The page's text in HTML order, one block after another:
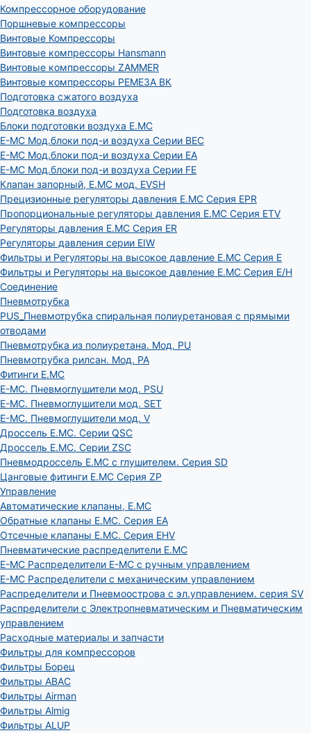
Компрессорное оборудование
Поршневые компрессоры
Винтовые Компрессоры
Винтовые компрессоры Hansmann
Винтовые компрессоры ZAMMER
Винтовые компрессоры РЕМЕЗА ВК
Подготовка сжатого воздуха
Подготовка воздуха
Блоки подготовки воздуха E.MC
E-MC Мод.блоки под-и воздуха Серии BEC
E-MC Мод.блоки под-и воздуха Серии EA
E-MC Мод.блоки под-и воздуха Серии FE
Клапан запорный, E.MC мод. EVSH
Прецизионные регуляторы давления E.MC Серия EPR
Пропорциональные регуляторы давления E.MC Серия ETV
Регуляторы давления E.MC Серия ER
Регуляторы давления серии EIW
Фильтры и Регуляторы на высокое давление E.MC Серия E
Фильтры и Регуляторы на высокое давление E.MC Серия E/H
Соединение
Пневмотрубка
PUS_Пневмотрубка спиральная полиуретановая с прямыми
отводами
Пневмотрубка из полиуретана. Мод. РU
Пневмотрубка рилсан. Мод. PA
Фитинги E.MC
E-MC. Пневмоглушители мод. PSU
E-MC. Пневмоглушители мод. SET
E-MC. Пневмоглушители мод. V
Дроссель E.MC. Серии QSC
Дроссель E.MC. Серии ZSC
Пневмодроссель E.MC с глушителем. Серия SD
Цанговые фитинги E.MC Серия ZP
Управление
Автоматические клапаны, Е.МС
Обратные клапаны E.MC. Серия EA
Отсечные клапаны E.MC. Серия EHV
Пневматические распределители E.MC
E-MC Распределители E-MC с ручным управлением
E-MC Распределители с механическим управлением
Распределители и Пневмоострова с эл.управлением. серия SV
Распределители с Электропневматическим и Пневматическим
управлением
Расходные материалы и запчасти
Фильтры для компрессоров
Фильтры Борец
Фильтры ABAC
Фильтры Airman
Фильтры Almig
Фильтры ALUP